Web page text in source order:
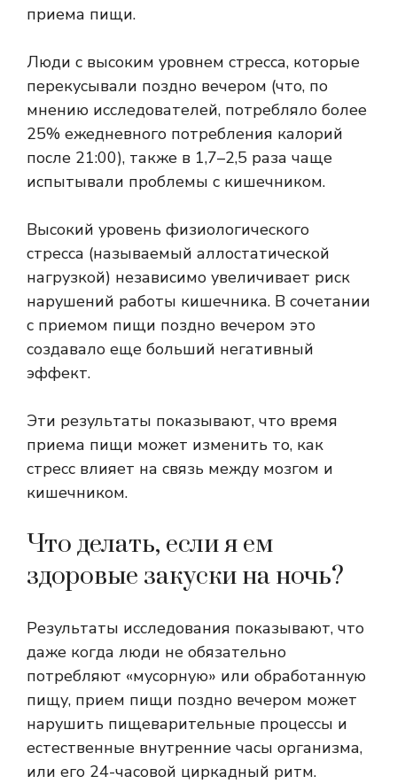
приема пищи.
Люди с высоким уровнем стресса, которые
перекусывали поздно вечером (что, по
мнению исследователей, потребляло более
25% ежедневного потребления калорий
после 21:00), также в 1,7–2,5 раза чаще
испытывали проблемы с кишечником.
Высокий уровень физиологического
стресса (называемый аллостатической
нагрузкой) независимо увеличивает риск
нарушений работы кишечника. В сочетании
с приемом пищи поздно вечером это
создавало еще больший негативный
эффект.
Эти результаты показывают, что время
приема пищи может изменить то, как
стресс влияет на связь между мозгом и
кишечником.
Что делать, если я ем
здоровые закуски на ночь?
Результаты исследования показывают, что
даже когда люди не обязательно
потребляют «мусорную» или обработанную
пищу, прием пищи поздно вечером может
нарушить пищеварительные процессы и
естественные внутренние часы организма,
или его 24-часовой циркадный ритм.